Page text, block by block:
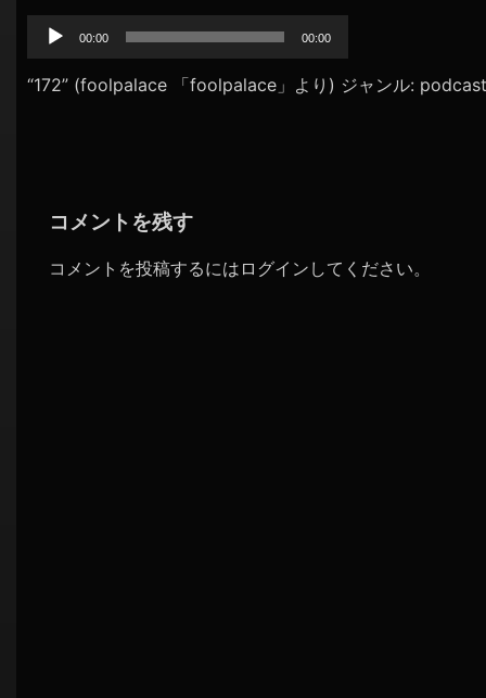
ー
シ
ョ
声
レ
ー
00:00 00:00
“172” (foolpalace 「foolpalace」より) ジャンル: podcast
コメントを残す
コメントを投稿するには ログイン してください。